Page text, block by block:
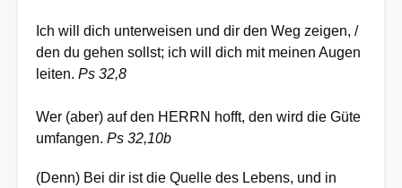
Ich will dich unterweisen und dir den Weg zeigen, /
den du gehen sollst; ich will dich mit meinen Augen
leiten. Ps 32,8
Wer (aber) auf den HERRN hofft, den wird die Güte
umfangen. Ps 32,10b
(Denn) Bei dir ist die Quelle des Lebens, und in